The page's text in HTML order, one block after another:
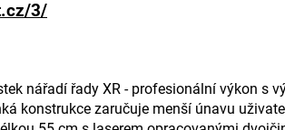
3/
nářadí řady XR - profesionální výkon s
konstrukce zaručuje menší únavu